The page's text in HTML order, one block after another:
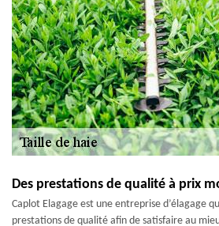
Des prestations de qualité à prix
Caplot Elagage est une entreprise d’élagage
prestations de qualité afin de satisfaire au